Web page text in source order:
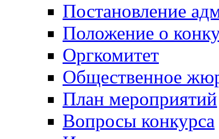
Постановление
Положение о
Оргкомитет
Общественное
План мероприятий
Вопросы конкурса